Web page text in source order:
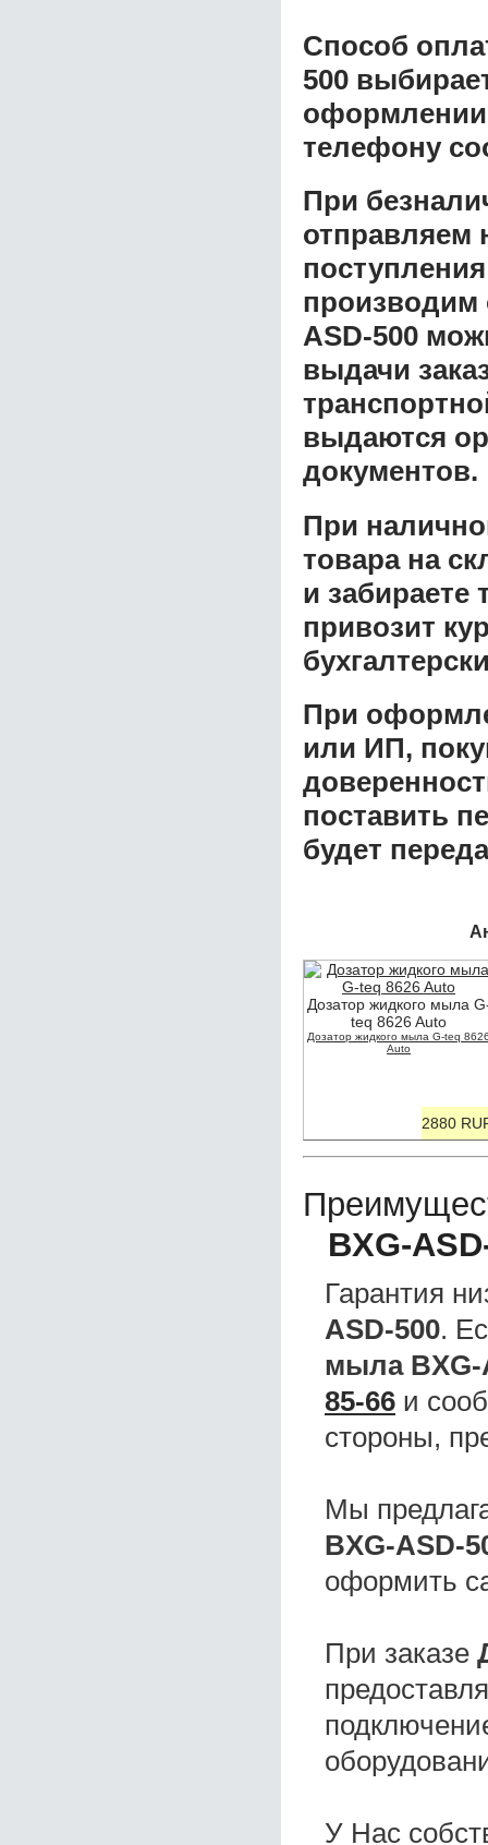
Способ
500
оформлении
телефону
При
отправляем
производим
ASD-500
выдачи
выдаются
документов.
При
товара на
и забираете
привозит
При
или ИП,
поставить
будет
Дозатор жидкого мыла
teq 8626 Auto
Дозатор жидкого мыла G-teq
Auto
2880
BXG-
Гарантия
ASD-500.
мыла BXG-
85-66 и
стороны,
Мы
BXG-ASD-
оформить
При заказе
У Нас